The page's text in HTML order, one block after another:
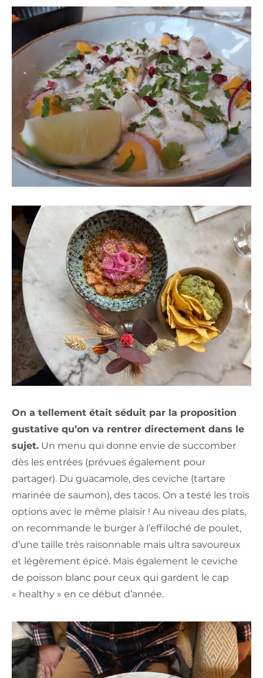
On a tellement était séduit par la proposition
gustative qu’on va rentrer directement dans le
sujet. Un menu qui donne envie de succomber
dès les entrées (prévues également pour
partager). Du guacamole, des ceviche (tartare
marinée de saumon), des tacos. On a testé les trois
options avec le même plaisir ! Au niveau des plats,
on recommande le burger à l’effiloché de poulet,
d’une taille très raisonnable mais ultra savoureux
et légèrement épicé. Mais également le ceviche
de poisson blanc pour ceux qui gardent le cap
« healthy » en ce début d’année.